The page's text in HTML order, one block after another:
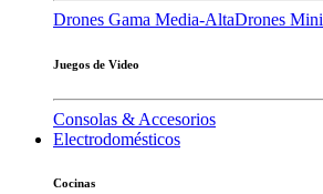
Drones Gama Media-AltaDrones Mini
Juegos de Video
Consolas & Accesorios
Electrodomésticos
Cocinas